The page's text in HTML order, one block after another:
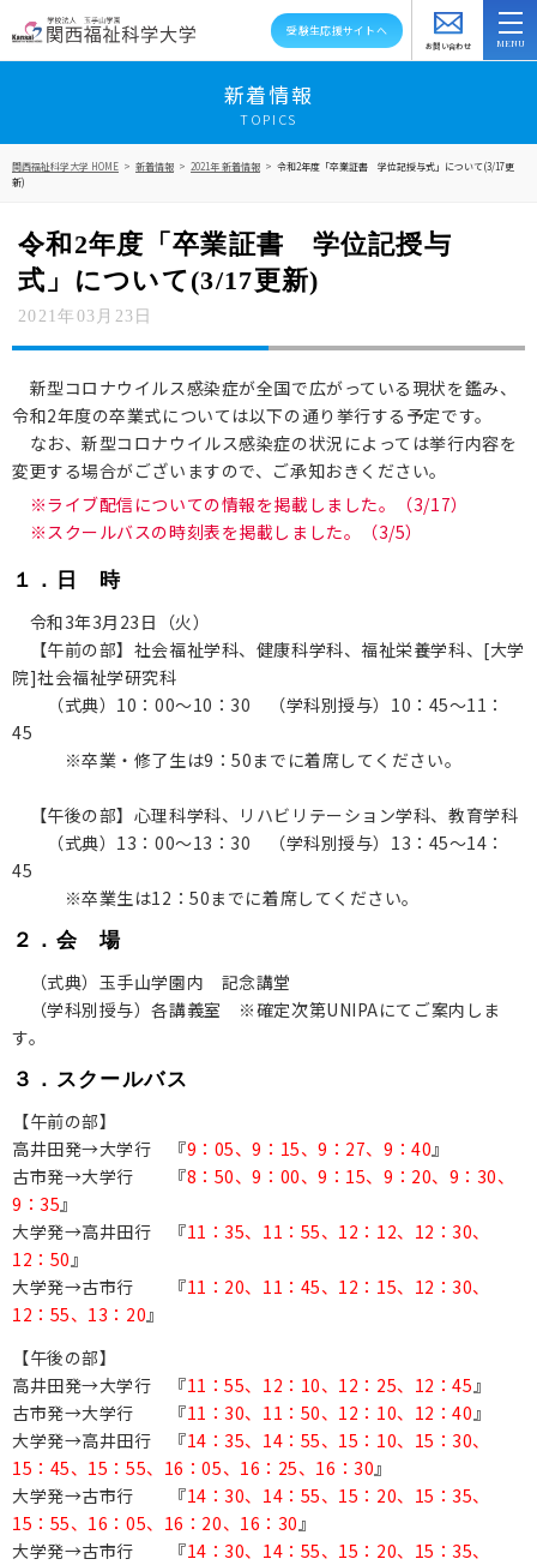
受験生応援サイトへ
お問い合わせ
アクセス
学部・学科・大学院
教員紹介
キャンパスライフ
高大連携・地域連携
入試情報
在学生の方へ
保護者の方へ
卒業生の方へ
企業の方へ
地域・一般の方へ
新着情報
TOPICS
関西福祉科学大学 HOME > 新着情報 > 2021年 新着情報 > 令和2年度「卒業証書 学位記授与式」について(3/17更
新)
令和2年度「卒業証書 学位記授与
式」について(3/17更新)
2021年03月23日
新型コロナウイルス感染症が全国で広がっている現状を鑑み、
令和2年度の卒業式については以下の通り挙行する予定です。
なお、新型コロナウイルス感染症の状況によっては挙行内容を
変更する場合がございますので、ご承知おきください。
※ライブ配信についての情報を掲載しました。（3/17）
※スクールバスの時刻表を掲載しました。（3/5）
１．日 時
令和3年3月23日（火）
【午前の部】社会福祉学科、健康科学科、福祉栄養学科、[大学
院]社会福祉学研究科
（式典）10：00～10：30 （学科別授与）10：45～11：
45
※卒業・修了生は9：50までに着席してください。
【午後の部】心理科学科、リハビリテーション学科、教育学科
（式典）13：00～13：30 （学科別授与）13：45～14：
45
※卒業生は12：50までに着席してください。
２．会 場
（式典）玉手山学園内 記念講堂
（学科別授与）各講義室 ※確定次第UNIPAにてご案内しま
す。
３．スクールバス
【午前の部】
高井田発→大学行 『9：05、9：15、9：27、9：40』
古市発→大学行 『8：50、9：00、9：15、9：20、9：30、
9：35』
大学発→高井田行 『11：35、11：55、12：12、12：30、
12：50』
大学発→古市行 『11：20、11：45、12：15、12：30、
12：55、13：20』
【午後の部】
高井田発→大学行 『11：55、12：10、12：25、12：45』
古市発→大学行 『11：30、 11：50、12：10、12：40』
大学発→高井田行 『14：35、14：55、15：10、15：30、
15：45、15：55、16：05、16：25、16：30』
大学発→古市行 『14：30、14：55、15：20、15：35、
15：55、16：05、16：20、16：30』
大学発→古市行 『14：30、14：55、15：20、15：35、